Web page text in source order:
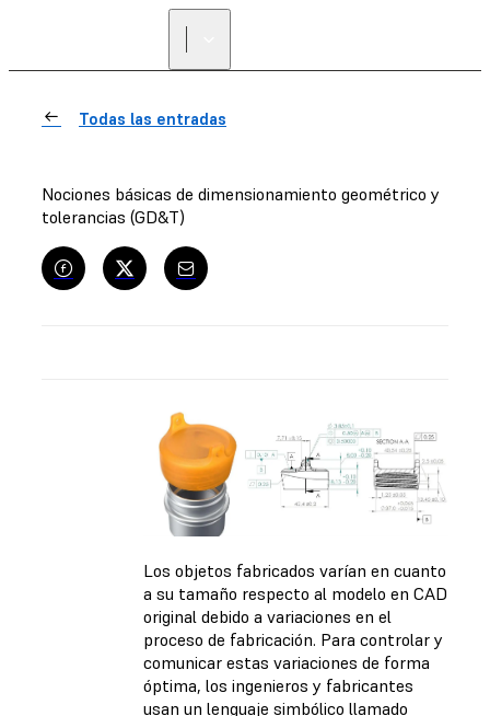
Todas las entradas
Nociones básicas de dimensionamiento geométrico y
tolerancias (GD&T)
Los objetos fabricados varían en cuanto
a su tamaño respecto al modelo en CAD
original debido a variaciones en el
proceso de fabricación. Para controlar y
comunicar estas variaciones de forma
óptima, los ingenieros y fabricantes
usan un lenguaje simbólico llamado